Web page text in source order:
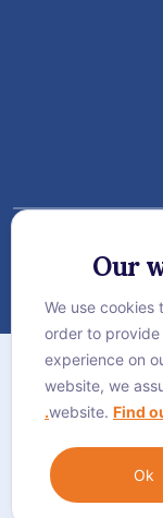
© Vejthani
Our
We use cookies
order to
experience on
website, we
website. Find
Ok